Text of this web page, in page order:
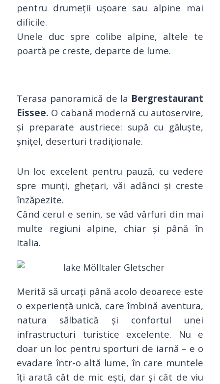
pentru drumeții ușoare sau alpine mai
dificile.
Unele duc spre colibe alpine, altele te
poartă pe creste, departe de lume.
Terasa panoramică de la Bergrestaurant
Eissee. O cabană modernă cu autoservire,
și preparate austriece: supă cu găluște,
șnițel, deserturi tradiționale.
Un loc excelent pentru pauză, cu vedere
spre munți, ghețari, văi adânci și creste
înzăpezite.
Când cerul e senin, se văd vârfuri din mai
multe regiuni alpine, chiar și până în
Italia.
Merită să urcați până acolo deoarece este
o experiență unică, care îmbină aventura,
natura sălbatică și confortul unei
infrastructuri turistice excelente. Nu e
doar un loc pentru sporturi de iarnă – e o
evadare într-o altă lume, în care muntele
îți arată cât de mic ești, dar și cât de viu